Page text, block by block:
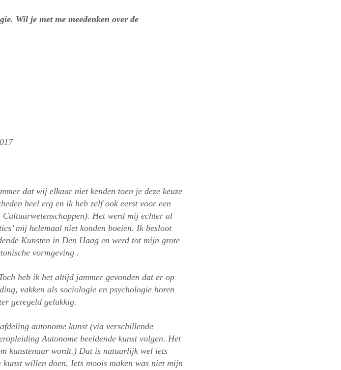
Wil je met me meedenken over de
dat wij elkaar niet kenden toen je deze keuze
heel erg en ik heb zelf ook eerst voor een
Het werd mij echter al
mij helemaal niet konden boeien. Ik besloot
Kunsten in Den Haag en werd tot mijn grote
vormgeving .
heb ik het altijd jammer gevonden dat er op
vakken als sociologie en psychologie horen
geregeld gelukkig.
autonome kunst (via verschillende
Autonome beeldende kunst volgen. Het
kunstenaar wordt.) Dat is natuurlijk wel iets
willen doen. Iets moois maken was niet mijn